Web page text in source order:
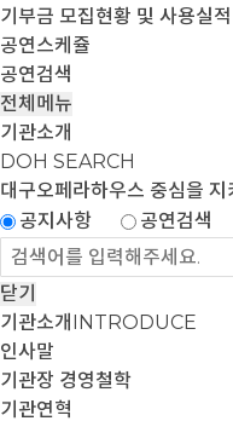
기부금 모집현황 및 사용실적
공연스케쥴
공연검색
전체메뉴
기관소개
DOH SEARCH
대구오페라하우스 중심을 지
공지사항
공연검색
닫기
기관소개 INTRODUCE
인사말
기관장 경영철학
기관연혁